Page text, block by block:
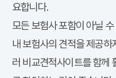
요합니다.
모든 보험사 포함이 아닐 수
내 보험사의 견적을 제공하
러 비교견적사이트를 함께